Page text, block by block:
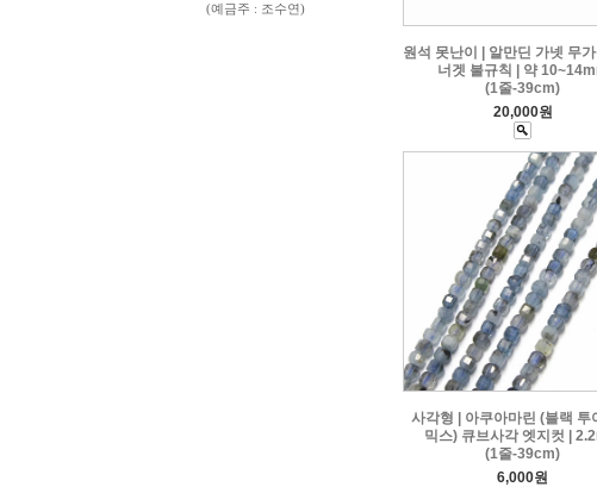
(예금주 : 조수연)
원석 못난이 | 알만딘 가넷 무
너겟 불규칙 | 약
(1줄-39cm)
20,000원
사각형 | 아쿠아마린 (블랙 투
믹스) 큐브사각 엣지컷 |
(1줄-39cm)
6,000원